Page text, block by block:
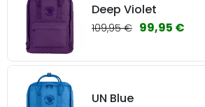
Deep Violet
109,95 € 99,95 €
UN Blue